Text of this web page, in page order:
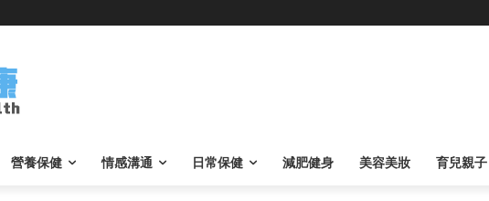
營養保健 情感溝通 日常保健 減肥健身 美容美妝 育兒親子